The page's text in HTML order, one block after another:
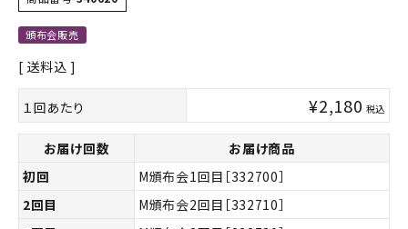
頒布会販売
送料込
１回あたり ¥2,180 税込
お届け回数
お届け商品
初回
M頒布会1回目［332700］
2回目
M頒布会2回目［332710］